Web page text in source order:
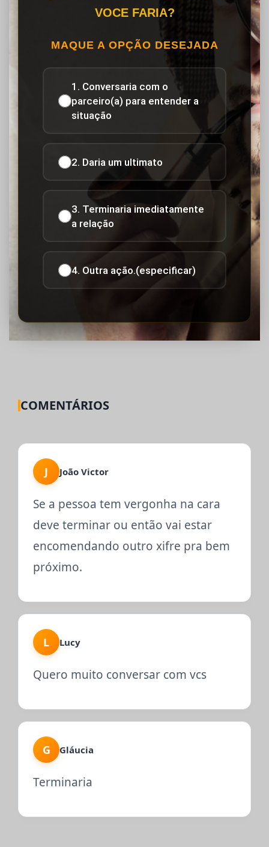
VOCE FARIA?
MAQUE A OPÇÃO DESEJADA
1. Conversaria com o
parceiro(a) para entender a
situação
2. Daria um ultimato
3. Terminaria imediatamente
a relação
4. Outra ação.(especificar)
COMENTÁRIOS
J João Victor
Se a pessoa tem vergonha na cara
deve terminar ou então vai estar
encomendando outro xifre pra bem
próximo.
L Lucy
Quero muito conversar com vcs
G Gláucia
Terminaria